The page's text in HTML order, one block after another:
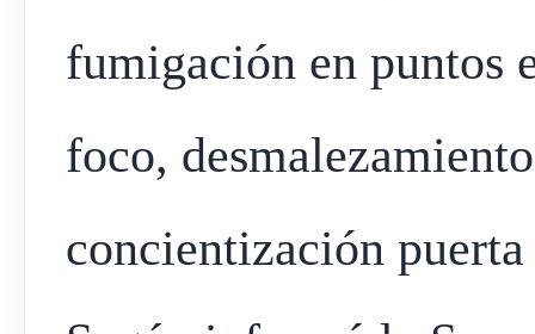
fumigación en puntos
foco,
concientización puerta